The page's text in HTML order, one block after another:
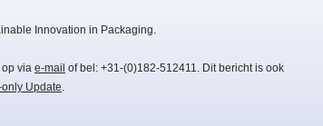
Innovation in Packaging.
op via e-mail of bel: +31-(0)182-512411. Dit bericht is ook
Update.